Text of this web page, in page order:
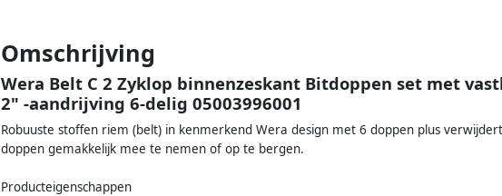
Omschrijving
Wera Belt C 2 Zyklop binnenzeskant Bitdoppen set met
2" -aandrijving 6-delig 05003996001
Robuuste stoffen riem (belt) in kenmerkend Wera design met 6 doppen plus
doppen gemakkelijk mee te nemen of op te bergen.
Producteigenschappen